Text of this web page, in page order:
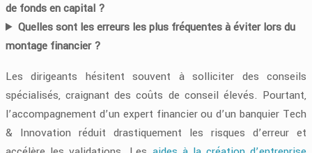
de fonds en capital ?
Quelles sont les erreurs les plus fréquentes à éviter lors du
montage financier ?
Les dirigeants hésitent souvent à solliciter des conseils
spécialisés, craignant des coûts de conseil élevés. Pourtant,
l’accompagnement d’un expert financier ou d’un banquier Tech
& Innovation réduit drastiquement les risques d’erreur et